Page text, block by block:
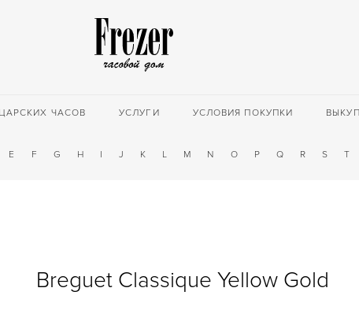
ЧАСОВ УСЛУГИ УСЛОВИЯ ПОКУПКИ ВЫКУП
E F G H I J K L M N O P Q R S T
Breguet Classique Yellow Gold